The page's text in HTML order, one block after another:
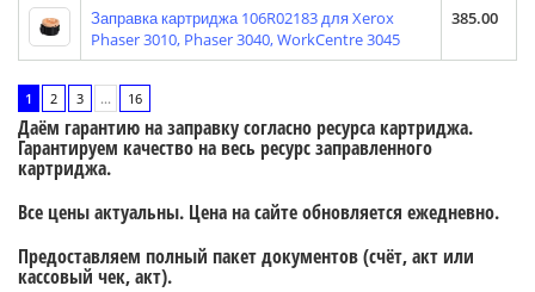
Заправка картриджа 106R02183 для Xerox
Phaser 3010, Phaser 3040, WorkCentre 3045
385.00
1 2 3 ... 16
Даём гарантию на заправку согласно ресурса картриджа.
Гарантируем качество на весь ресурс заправленного
картриджа.
Все цены актуальны. Цена на сайте обновляется ежедневно.
Предоставляем полный пакет документов (счёт, акт или
кассовый чек, акт).